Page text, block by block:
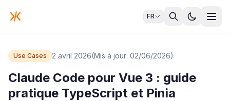
FR
Use Cases 2 avril 2026(Mis à jour: 02/06/2026)
Claude Code pour Vue 3 : guide
pratique TypeScript et Pinia